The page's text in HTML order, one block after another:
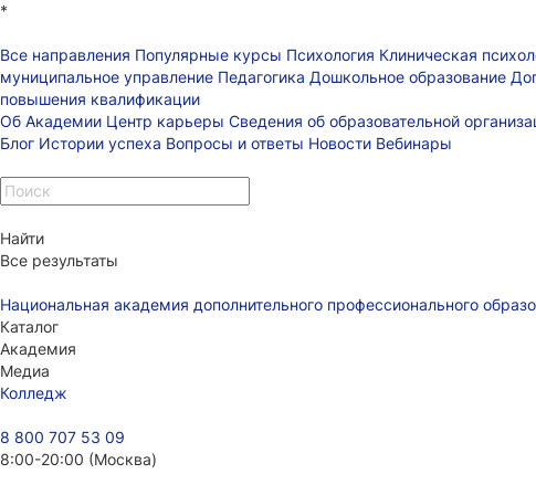
*
Все направления Популярные курсы Психология Клиническая
муниципальное управление Педагогика Дошкольное образование
повышения квалификации
Об Академии Центр карьеры Сведения об образовательной
Блог Истории успеха Вопросы и ответы Новости Вебинары
Найти
Все результаты
Национальная академия дополнительного профессионального
Каталог
Академия
Медиа
Колледж
8 800 707 53 09
8:00-20:00 (Москва)